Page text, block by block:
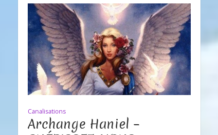
Canalisations
Archange Haniel –